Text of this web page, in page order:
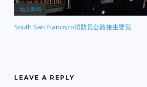
地方新聞
South San Francisco消防員公路接生嬰兒
LEAVE A REPLY